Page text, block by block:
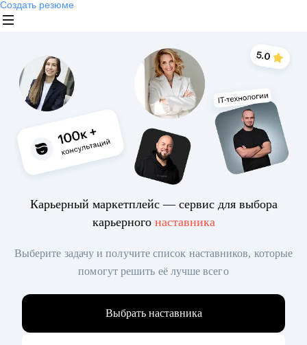
Создать резюме
Карьерный маркетплейс — сервис для выбора
карьерного наставника
Выберите задачу и получите список наставников, которые
помогут решить её лучше всего
Выбрать наставника